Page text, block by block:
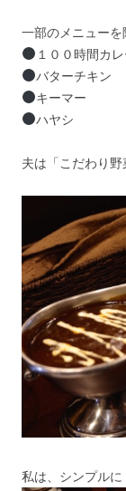
一部のメニューを
１００時間カ
バターチキン
キーマー
ハヤシ
夫は「こだわり
私は、シンプルに